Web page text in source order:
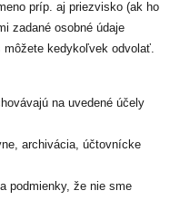
príp. aj priezvisko (ak ho
zadané osobné údaje
môžete kedykoľvek odvolať.
na uvedené účely
archivácia, účtovnícke
podmienky, že nie sme